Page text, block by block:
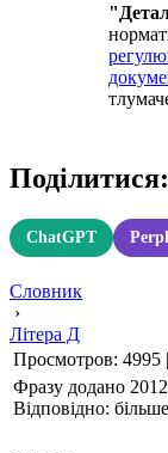
Поділитися:
ChatGPT
Словник
›
Літера Д
Просмотров: 4995 |
Фразу додано
Відповідно: